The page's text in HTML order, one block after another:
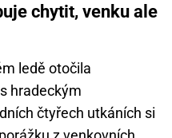
chytit, venku ale
ledě otočila
hradeckým
čtyřech utkáních si